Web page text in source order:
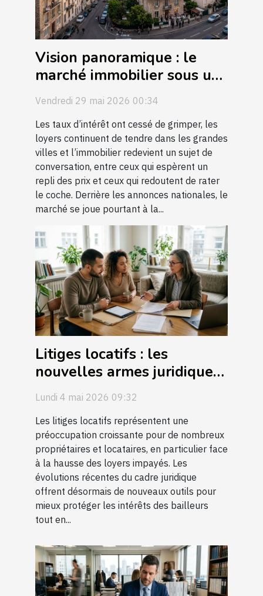
Vision panoramique : le
marché immobilier sous un
autre angle
Vendredi 29 mai 2026 00:34
Les taux d’intérêt ont cessé de grimper, les
loyers continuent de tendre dans les grandes
villes et l’immobilier redevient un sujet de
conversation, entre ceux qui espèrent un
repli des prix et ceux qui redoutent de rater
le coche. Derrière les annonces nationales, le
marché se joue pourtant à la...
Litiges locatifs : les
nouvelles armes juridiques
face aux loyers impayés
Lundi 4 mai 2026 09:32
Les litiges locatifs représentent une
préoccupation croissante pour de nombreux
propriétaires et locataires, en particulier face
à la hausse des loyers impayés. Les
évolutions récentes du cadre juridique
offrent désormais de nouveaux outils pour
mieux protéger les intérêts des bailleurs
tout en...